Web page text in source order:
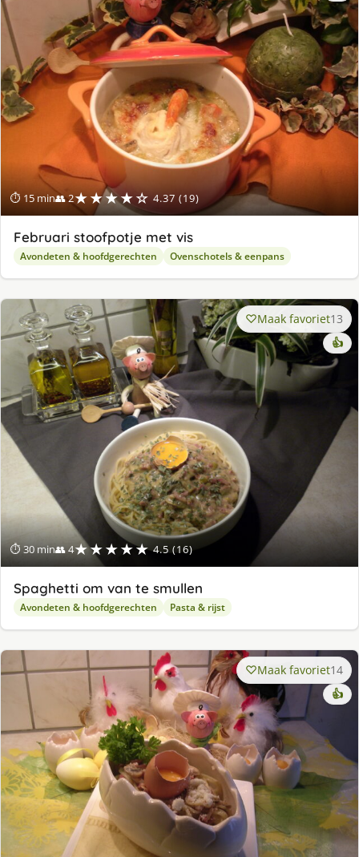
⏱ 15 min👥 2★★★★☆ 4.37 (19)
Februari stoofpotje met vis
Avondeten & hoofdgerechten Ovenschotels & eenpans
⏱ 30 min👥 4★★★★★ 4.5 (16)
Maak favoriet13
👍
Spaghetti om van te smullen
Avondeten & hoofdgerechten Pasta & rijst
Maak favoriet14
👍